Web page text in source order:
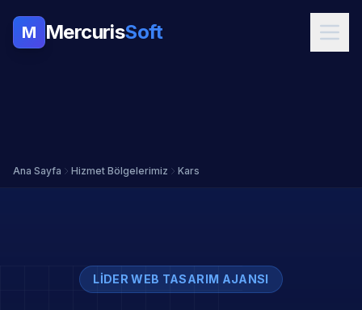
M MercurisSoft
Ana Sayfa Hizmet Bölgelerimiz Kars
LIDER WEB TASARIM AJANSI